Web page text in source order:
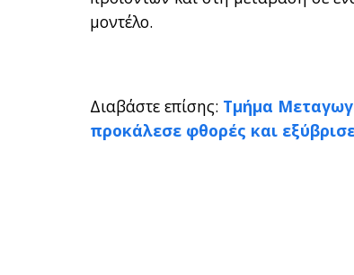
μοντέλο.
Διαβάστε επίσης: Τμήμα
προκάλεσε φθορές και